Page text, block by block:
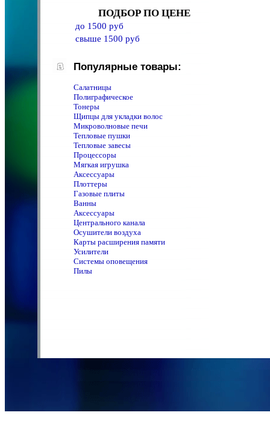
ПОДБОР ПО ЦЕНЕ
до 1500 руб
свыше 1500 руб
Популярные товары:
Салатницы
Полиграфическое
Тонеры
Щипцы для укладки волос
Микроволновые печи
Тепловые пушки
Тепловые завесы
Процессоры
Мягкая игрушка
Аксессуары
Плоттеры
Газовые плиты
Ванны
Аксессуары
Центрального канала
Осушители воздуха
Карты расширения памяти
Усилители
Системы оповещения
Пилы